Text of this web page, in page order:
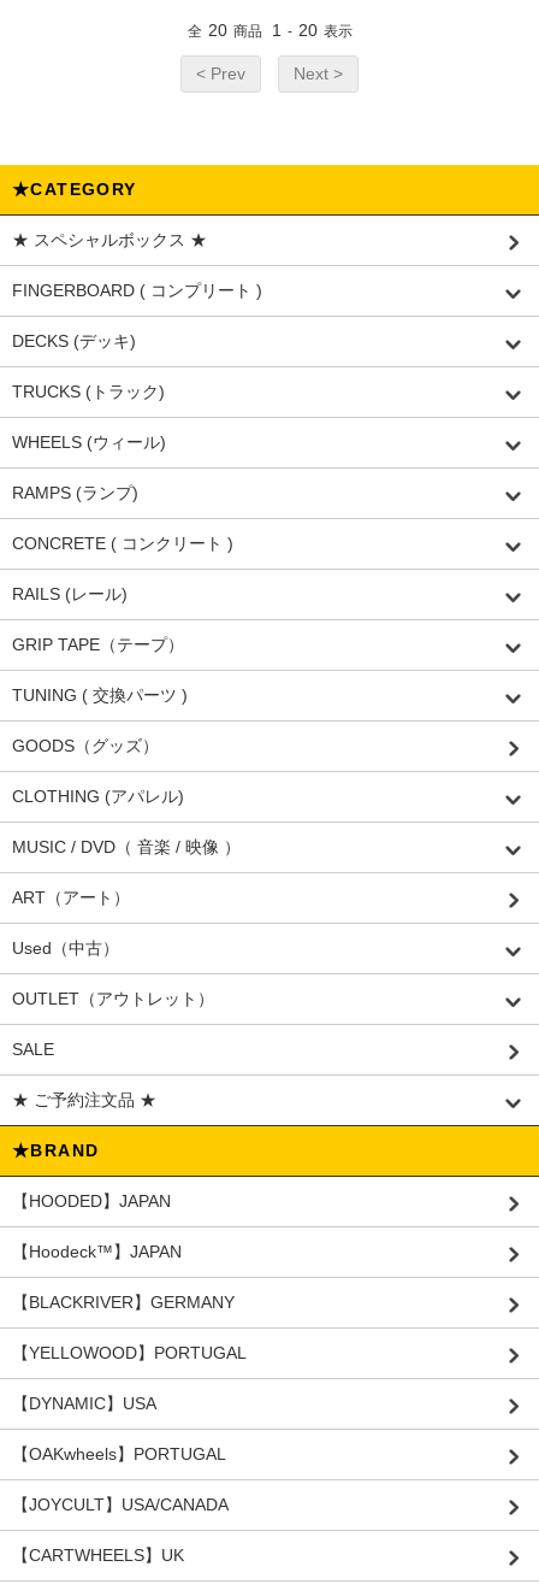
全 20 商品 1 - 20 表示
< Prev Next >
★CATEGORY
★ スペシャルボックス ★
FINGERBOARD ( コンプリート )
DECKS (デッキ)
TRUCKS (トラック)
WHEELS (ウィール)
RAMPS (ランプ)
CONCRETE ( コンクリート )
RAILS (レール)
GRIP TAPE（テープ）
TUNING ( 交換パーツ )
GOODS（グッズ）
CLOTHING (アパレル)
MUSIC / DVD（ 音楽 / 映像 ）
ART（アート）
Used（中古）
OUTLET（アウトレット）
SALE
★ ご予約注文品 ★
★BRAND
【HOODED】JAPAN
【Hoodeck™️】JAPAN
【BLACKRIVER】GERMANY
【YELLOWOOD】PORTUGAL
【DYNAMIC】USA
【OAKwheels】PORTUGAL
【JOYCULT】USA/CANADA
【CARTWHEELS】UK